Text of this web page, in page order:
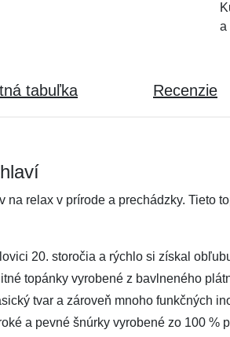
a
tabuľka Recenzie
na relax v prírode a prechádzky. Tieto
20. storočia a rýchlo si získal
topánky vyrobené z bavlneného
tvar a zároveň mnoho funkčných
a pevné šnúrky vyrobené zo 100